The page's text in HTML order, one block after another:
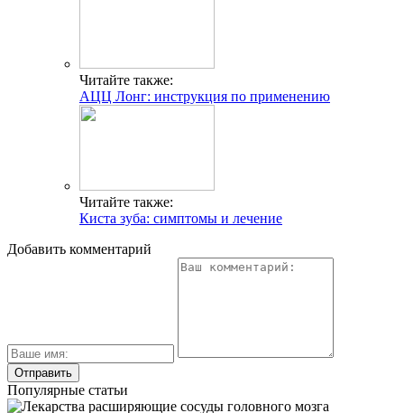
Читайте также:
АЦЦ Лонг: инструкция по применению
Читайте также:
Киста зуба: симптомы и лечение
Добавить комментарий
Популярные статьи